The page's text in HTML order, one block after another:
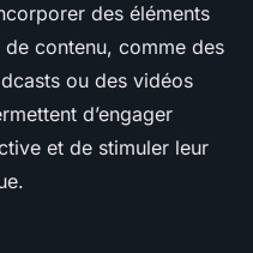
des éléments
contenu, comme des
ou des vidéos
d’engager
et de stimuler leur